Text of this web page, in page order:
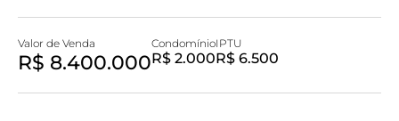
Valor de Venda
R$ 8.400.000
Condomínio
R$ 2.000
IPTU
R$ 6.500